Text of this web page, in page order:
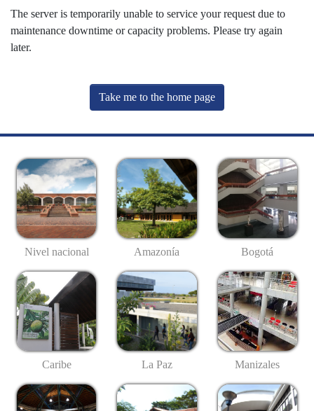
The server is temporarily unable to service your request due to
maintenance downtime or capacity problems. Please try again
later.
Take me to the home page
Nivel nacional Amazonía Bogotá
Caribe La Paz Manizales